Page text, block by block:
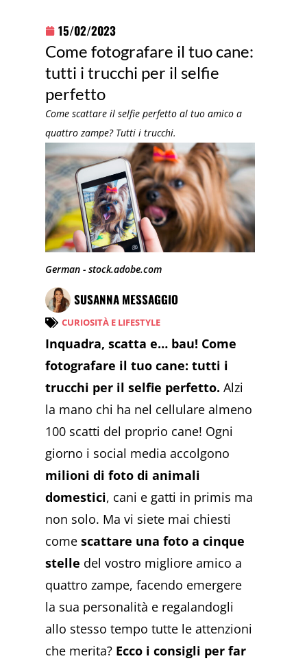
15/02/2023
Come fotografare il tuo cane:
tutti i trucchi per il selfie
perfetto
Come scattare il selfie perfetto al tuo amico a
quattro zampe? Tutti i trucchi.
German - stock.adobe.com
SUSANNA MESSAGGIO
CURIOSITÀ E LIFESTYLE
Inquadra, scatta e… bau! Come
fotografare il tuo cane: tutti i
trucchi per il selfie perfetto. Alzi
la mano chi ha nel cellulare almeno
100 scatti del proprio cane! Ogni
giorno i social media accolgono
milioni di foto di animali
domestici, cani e gatti in primis ma
non solo. Ma vi siete mai chiesti
comescattare una foto a cinque
stelle del vostro migliore amico a
quattro zampe, facendo emergere
la sua personalità e regalandogli
allo stesso tempo tutte le attenzioni
che merita? Ecco i consigli per far